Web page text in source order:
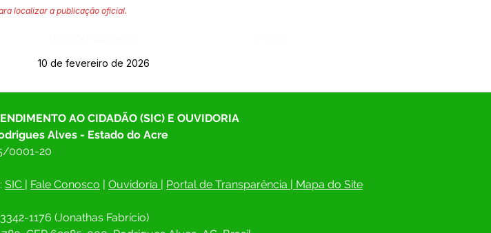
localizar a publicação oficial.
10 de fevereiro de 2026
AO CIDADÃO (SIC) E OUVIDORIA
Alves - Estado do Acre
0001-20
SIC | Fale Conosco | Ouvidoria | Portal de Transparência | Mapa do Site
3342-1176 (Jonathas Fabrício)